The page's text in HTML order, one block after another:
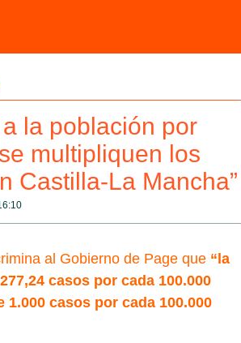
la población por
multipliquen los
Castilla-La Mancha”
al Gobierno de Page que“la
casos por cada 100.000
casos por cada 100.000